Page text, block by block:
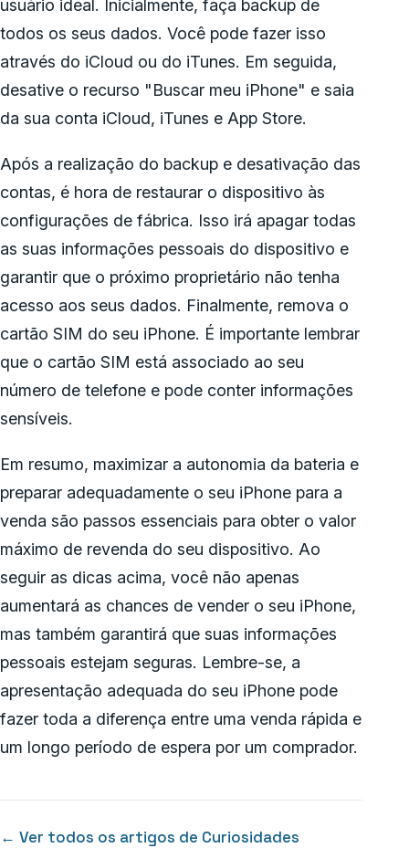
usuário ideal. Inicialmente, faça backup de
todos os seus dados. Você pode fazer isso
através do iCloud ou do iTunes. Em seguida,
desative o recurso "Buscar meu iPhone" e saia
da sua conta iCloud, iTunes e App Store.
Após a realização do backup e desativação das
contas, é hora de restaurar o dispositivo às
configurações de fábrica. Isso irá apagar todas
as suas informações pessoais do dispositivo e
garantir que o próximo proprietário não tenha
acesso aos seus dados. Finalmente, remova o
cartão SIM do seu iPhone. É importante lembrar
que o cartão SIM está associado ao seu
número de telefone e pode conter informações
sensíveis.
Em resumo, maximizar a autonomia da bateria e
preparar adequadamente o seu iPhone para a
venda são passos essenciais para obter o valor
máximo de revenda do seu dispositivo. Ao
seguir as dicas acima, você não apenas
aumentará as chances de vender o seu iPhone,
mas também garantirá que suas informações
pessoais estejam seguras. Lembre-se, a
apresentação adequada do seu iPhone pode
fazer toda a diferença entre uma venda rápida e
um longo período de espera por um comprador.
← Ver todos os artigos de Curiosidades